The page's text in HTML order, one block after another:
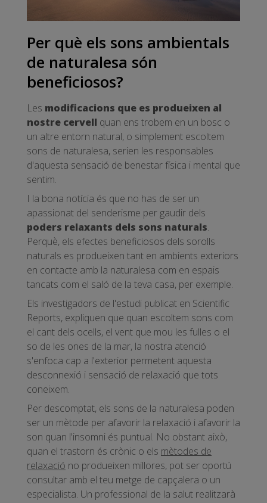
Per què els sons ambientals
de naturalesa són
beneficiosos?
Les modificacions que es produeixen al
nostre cervell quan ens trobem en un bosc o
un altre entorn natural, o simplement escoltem
sons de naturalesa, serien les responsables
d'aquesta sensació de benestar física i mental que
sentim.
I la bona notícia és que no has de ser un
apassionat del senderisme per gaudir dels
poders relaxants dels sons naturals.
Perquè, els efectes beneficiosos dels sorolls
naturals es produeixen tant en ambients exteriors
en contacte amb la naturalesa com en espais
tancats com el saló de la teva casa, per exemple.
Els investigadors de l'estudi publicat en Scientific
Reports, expliquen que quan escoltem sons com
el cant dels ocells, el vent que mou les fulles o el
so de les ones de la mar, la nostra atenció
s'enfoca cap a l'exterior permetent aquesta
desconnexió i sensació de relaxació que tots
coneixem.
Per descomptat, els sons de la naturalesa poden
ser un mètode per afavorir la relaxació i afavorir la
son quan l'insomni és puntual. No obstant això,
quan el trastorn és crònic o els mètodes de
relaxació no produeixen millores, pot ser oportú
consultar amb el teu metge de capçalera o un
especialista. Un professional de la salut realitzarà